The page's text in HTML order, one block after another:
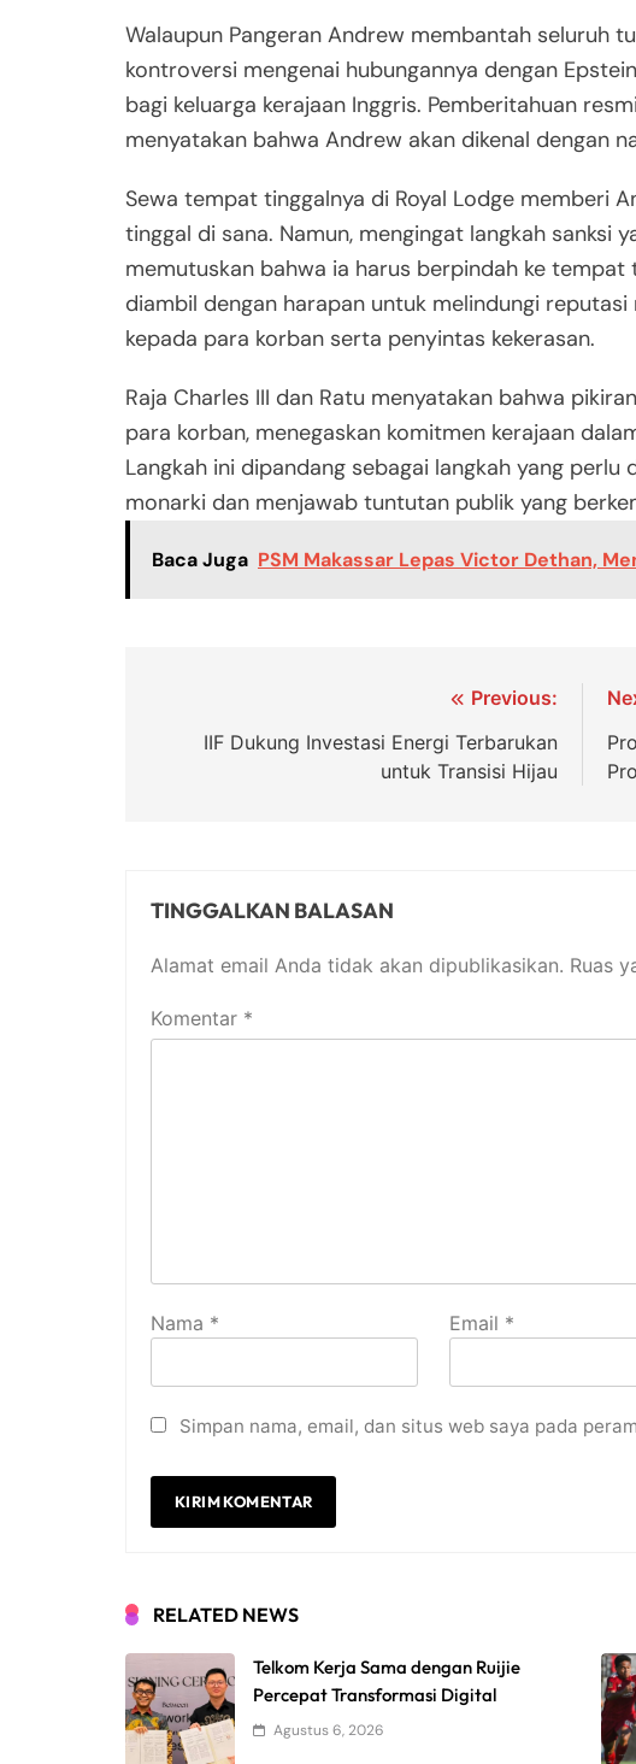
Walaupun Pangeran Andrew membantah seluruh
kontroversi mengenai hubungannya dengan
bagi keluarga kerajaan Inggris. Pemberitahuan
menyatakan bahwa Andrew akan dikenal dengan
Sewa tempat tinggalnya di Royal Lodge memberi
tinggal di sana. Namun, mengingat langkah sanksi
memutuskan bahwa ia harus berpindah ke tempat
diambil dengan harapan untuk melindungi
kepada para korban serta penyintas kekerasan.
Raja Charles III dan Ratu menyatakan bahwa
para korban, menegaskan komitmen kerajaan
Langkah ini dipandang sebagai langkah yang
monarki dan menjawab tuntutan publik yang
Baca Juga PSM Makassar Lepas Victor Dethan,
Previous:
IIF Dukung Investasi Energi Terbarukan
untuk Transisi Hijau
TINGGALKAN BALASAN
Alamat email Anda tidak akan dipublikasikan. Ruas
Komentar *
Nama * Email *
Simpan nama, email, dan situs web saya pada
RELATED NEWS
Telkom Kerja Sama dengan Ruijie
Percepat Transformasi Digital
Agustus 6, 2026